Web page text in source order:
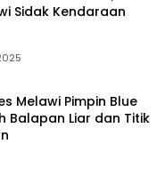
Sidak Kendaraan
Melawi Pimpin Blue
Balapan Liar dan Titik